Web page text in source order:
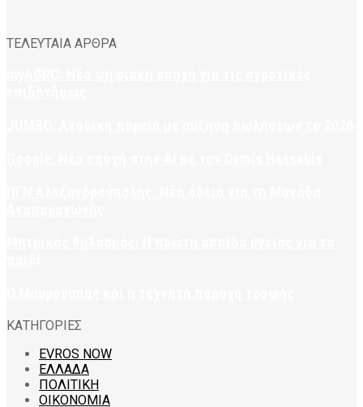
ΤΕΛΕΥΤΑΙΑ ΑΡΘΡΑ
ΚΑΤΗΓΟΡΙΕΣ
EVROS NOW
ΕΛΛΑΔΑ
ΠΟΛΙΤΙΚΗ
ΟΙΚΟΝΟΜΙΑ